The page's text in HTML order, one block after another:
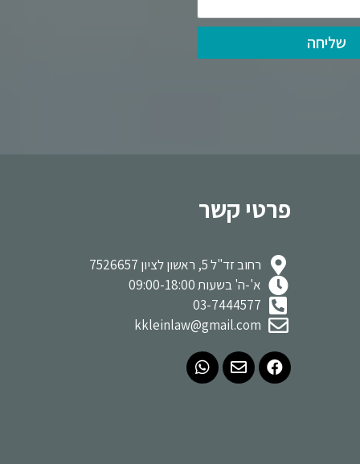
שליחה
פרטי קשר
רחוב זד"ל 5, ראשון לציון 7526657
א'-ה' בשעות 09:00-18:00
03-7444577
kkleinlaw@gmail.com